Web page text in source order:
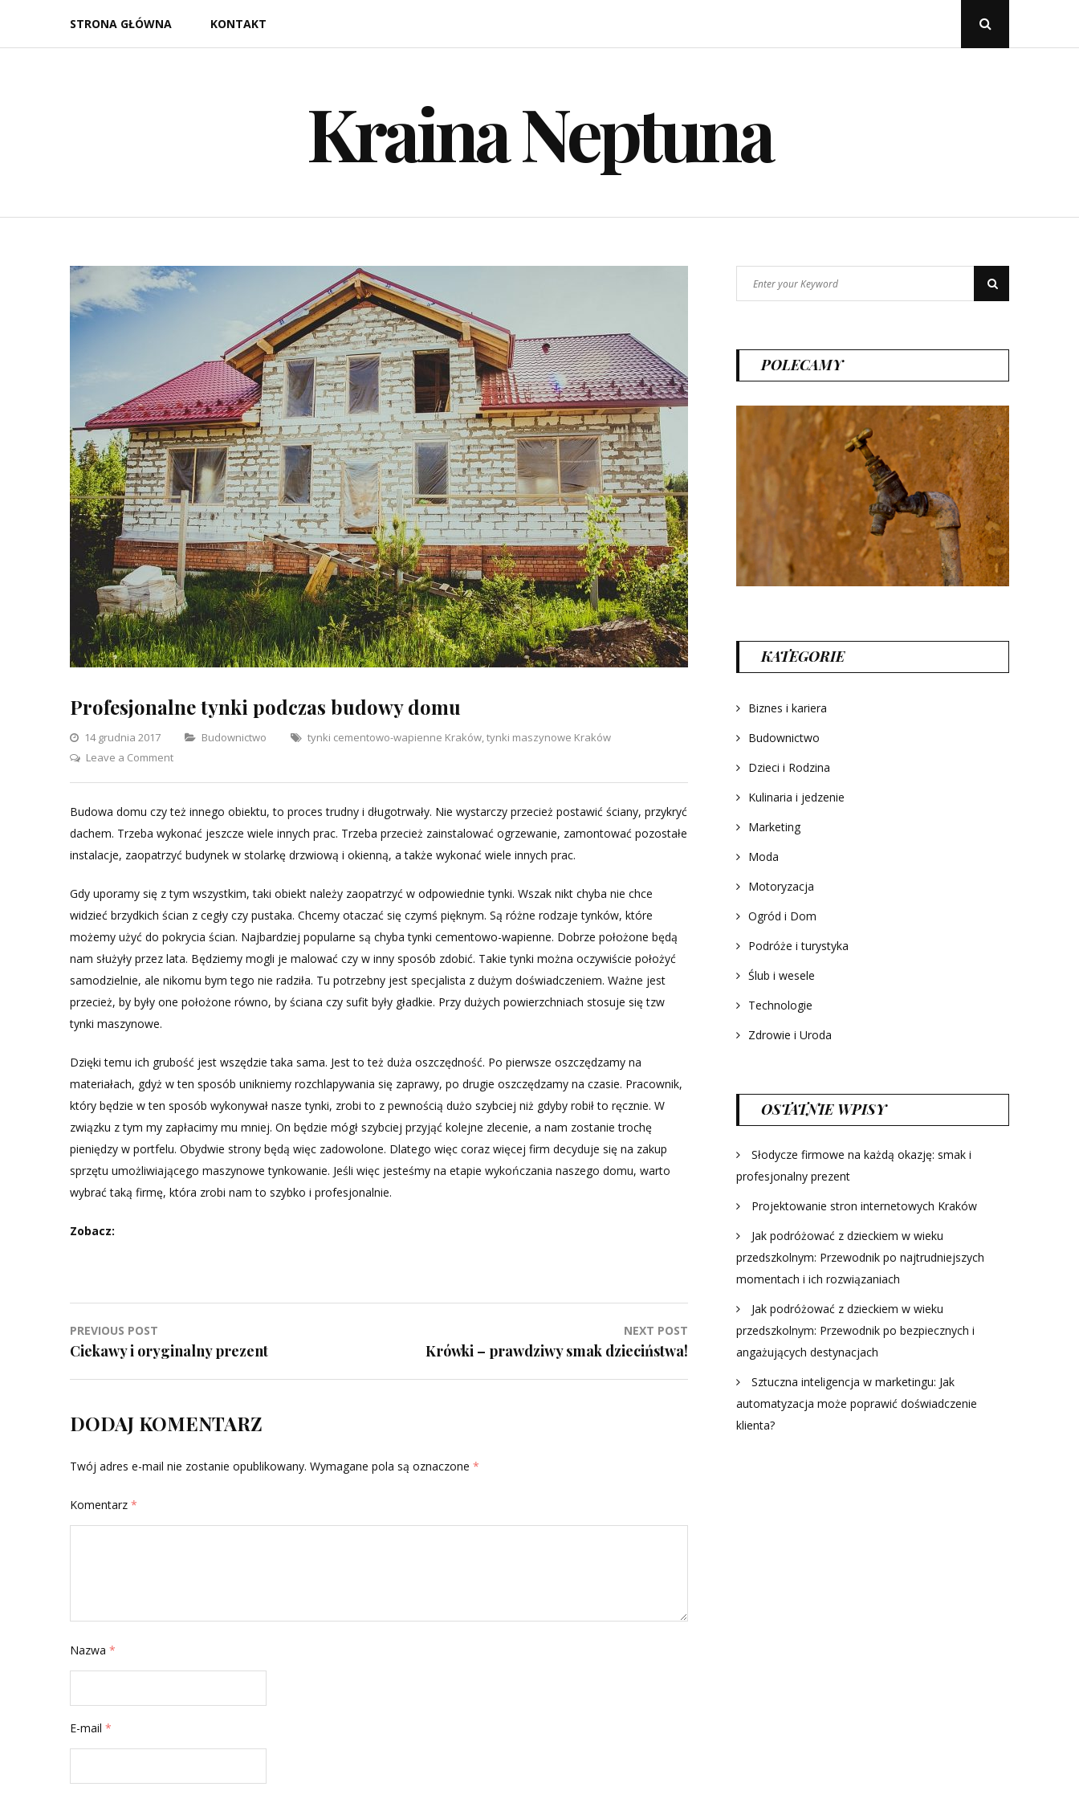
content
STRONA GŁÓWNA KONTAKT Open
Popup
Kraina Neptuna
Profesjonalne tynki podczas budowy domu
14 grudnia 2017 Categories
Budownictwo tynki cementowo-wapienne Kraków,tynki maszynowe Kraków
Leave a Commenton
podczas
budowy
domu
Budowa domu czy też innego obiektu, to proces trudny i długotrwały. Nie wystarczy przecież postawić ściany, przykryć
dachem. Trzeba wykonać jeszcze wiele innych prac. Trzeba przecież zainstalować ogrzewanie, zamontować pozostałe
instalacje, zaopatrzyć budynek w stolarkę drzwiową i okienną, a także wykonać wiele innych prac.
Gdy uporamy się z tym wszystkim, taki obiekt należy zaopatrzyć w odpowiednie tynki. Wszak nikt chyba nie chce
widzieć brzydkich ścian z cegły czy pustaka. Chcemy otaczać się czymś pięknym. Są różne rodzaje tynków, które
możemy użyć do pokrycia ścian. Najbardziej popularne są chyba tynki cementowo-wapienne. Dobrze położone będą
nam służyły przez lata. Będziemy mogli je malować czy w inny sposób zdobić. Takie tynki można oczywiście położyć
samodzielnie, ale nikomu bym tego nie radziła. Tu potrzebny jest specjalista z dużym doświadczeniem. Ważne jest
przecież, by były one położone równo, by ściana czy sufit były gładkie. Przy dużych powierzchniach stosuje się tzw
tynki maszynowe.
Dzięki temu ich grubość jest wszędzie taka sama. Jest to też duża oszczędność. Po pierwsze oszczędzamy na
materiałach, gdyż w ten sposób unikniemy rozchlapywania się zaprawy, po drugie oszczędzamy na czasie. Pracownik,
który będzie w ten sposób wykonywał nasze tynki, zrobi to z pewnością dużo szybciej niż gdyby robił to ręcznie. W
związku z tym my zapłacimy mu mniej. On będzie mógł szybciej przyjąć kolejne zlecenie, a nam zostanie trochę
pieniędzy w portfelu. Obydwie strony będą więc zadowolone. Dlatego więc coraz więcej firm decyduje się na zakup
sprzętu umożliwiającego maszynowe tynkowanie. Jeśli więc jesteśmy na etapie wykończania naszego domu, warto
wybrać taką firmę, która zrobi nam to szybko i profesjonalnie.
Zobacz:
Nawigacja
wpisu
PREVIOUS POST
Ciekawy i oryginalny prezent
NEXT POST
Krówki – prawdziwy smak dzieciństwa!
DODAJ KOMENTARZ
Twój adres e-mail nie zostanie opublikowany. Wymagane pola są oznaczone *
Komentarz *
Nazwa *
E-mail *
for:
Search
POLECAMY
KATEGORIE
Biznes i kariera
Budownictwo
Dzieci i Rodzina
Kulinaria i jedzenie
Marketing
Moda
Motoryzacja
Ogród i Dom
Podróże i turystyka
Ślub i wesele
Technologie
Zdrowie i Uroda
OSTATNIE WPISY
Słodycze firmowe na każdą okazję: smak i
profesjonalny prezent
Projektowanie stron internetowych Kraków
Jak podróżować z dzieckiem w wieku
przedszkolnym: Przewodnik po najtrudniejszych
momentach i ich rozwiązaniach
Jak podróżować z dzieckiem w wieku
przedszkolnym: Przewodnik po bezpiecznych i
angażujących destynacjach
Sztuczna inteligencja w marketingu: Jak
automatyzacja może poprawić doświadczenie
klienta?